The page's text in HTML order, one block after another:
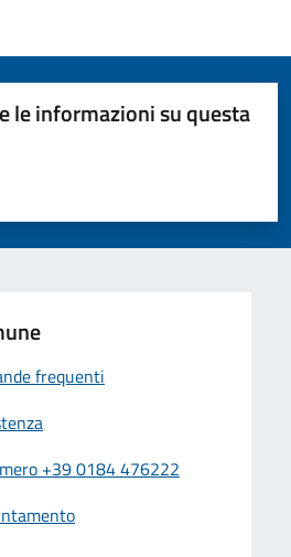
le informazioni su questa
stelle su 5
su 5
5
frequenti
+39 0184 476222